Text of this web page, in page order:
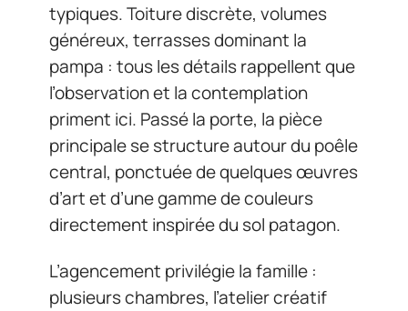
typiques. Toiture discrète, volumes
généreux, terrasses dominant la
pampa : tous les détails rappellent que
l’observation et la contemplation
priment ici. Passé la porte, la pièce
principale se structure autour du poêle
central, ponctuée de quelques œuvres
d’art et d’une gamme de couleurs
directement inspirée du sol patagon.
L’agencement privilégie la famille :
plusieurs chambres, l’atelier créatif